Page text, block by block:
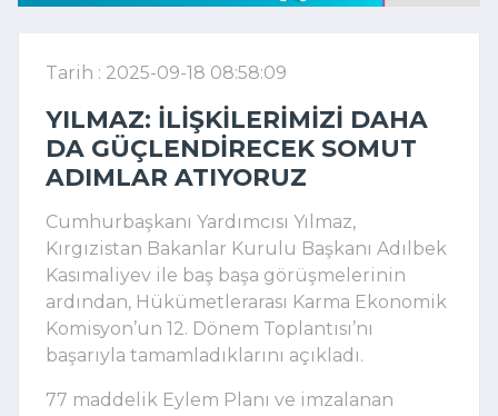
Tarih : 2025-09-18 08:58:09
YILMAZ: İLIŞKILERIMIZI DAHA
DA GÜÇLENDIRECEK SOMUT
ADIMLAR ATIYORUZ
Cumhurbaşkanı Yardımcısı Yılmaz,
Kırgızistan Bakanlar Kurulu Başkanı Adılbek
Kasımaliyev ile baş başa görüşmelerinin
ardından, Hükümetlerarası Karma Ekonomik
Komisyon’un 12. Dönem Toplantısı’nı
başarıyla tamamladıklarını açıkladı.
77 maddelik Eylem Planı ve imzalanan